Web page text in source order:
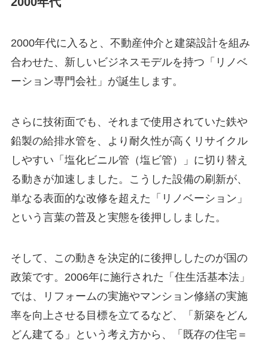
2000年代に入ると、不動産仲介と建築設計を組み
合わせた、新しいビジネスモデルを持つ「リノベ
ーション専門会社」が誕生します。
さらに技術面でも、それまで使用されていた鉄や
鉛製の給排水管を、より耐久性が高くリサイクル
しやすい「塩化ビニル管（塩ビ管）」に切り替え
る動きが加速しました。こうした設備の刷新が、
単なる表面的な改修を超えた「リノベーション」
という言葉の普及と実態を後押ししました。
そして、この動きを決定的に後押ししたのが国の
政策です。2006年に施行された「住生活基本法」
では、リフォームの実施やマンション修繕の実施
率を向上させる目標を立てるなど、「新築をどん
どん建てる」という考え方から、「既存の住宅＝